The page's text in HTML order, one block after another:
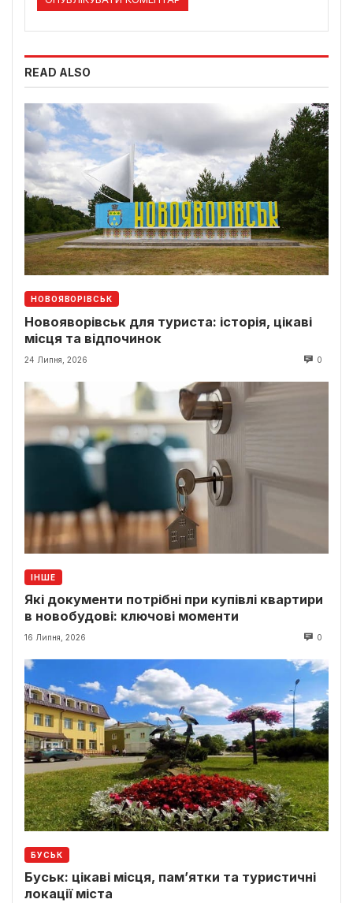
READ ALSO
НОВОЯВОРІВСЬК
Новояворівськ для туриста: історія, цікаві
місця та відпочинок
24 Липня, 2026 0
ІНШЕ
Які документи потрібні при купівлі квартири
в новобудові: ключові моменти
16 Липня, 2026 0
БУСЬК
Буськ: цікаві місця, пам’ятки та туристичні
локації міста